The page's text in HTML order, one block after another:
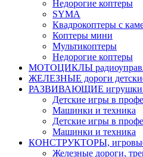
Недорогие коптеры
SYMA
Квадрокоптеры с
Коптеры мини
Мультикоптеры
Недорогие коптеры
МОТОЦИКЛЫ
ЖЕЛЕЗНЫЕ дороги
РАЗВИВАЮЩИЕ игрушки
Детские игры в
Машинки и техника
Детские игры в
Машинки и техника
КОНСТРУКТОРЫ,
Железные дороги,